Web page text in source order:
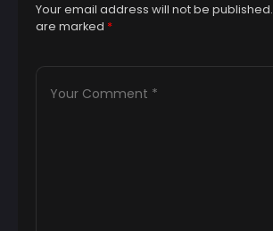
Your email address will not be published.
are marked *